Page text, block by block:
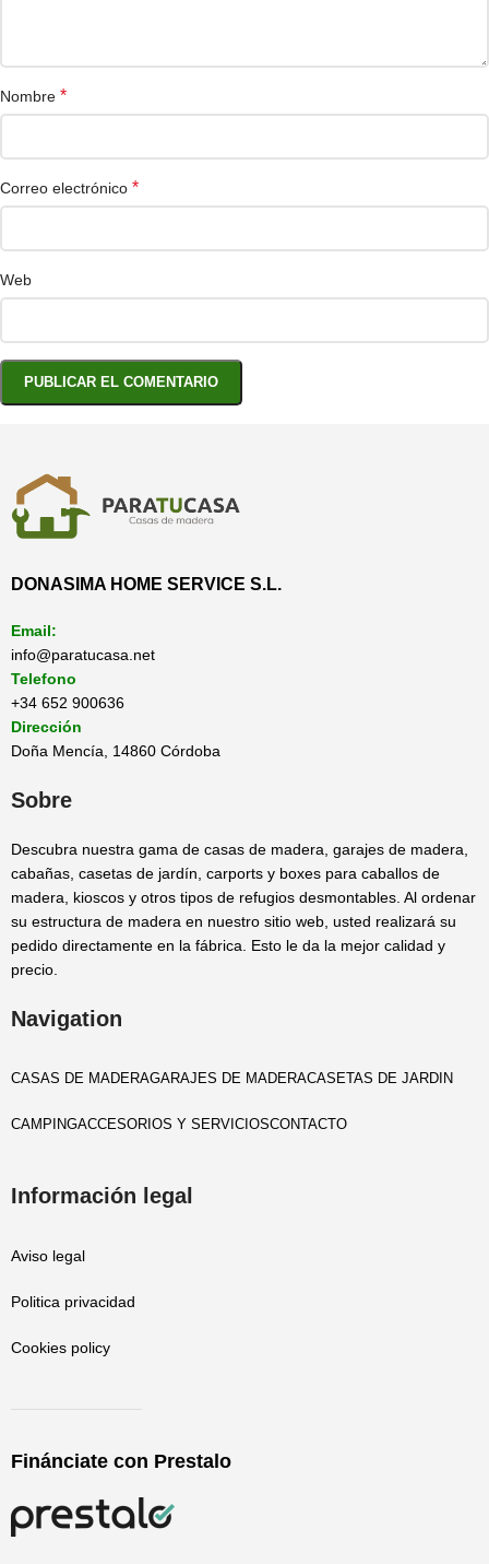
Nombre *
Correo electrónico *
Web
DONASIMA HOME SERVICE S.L.
Email:
info@paratucasa.net
Telefono
+34 652 900636
Dirección
Doña Mencía, 14860 Córdoba
Sobre
Descubra nuestra gama de casas de madera, garajes de madera,
cabañas, casetas de jardín, carports y boxes para caballos de
madera, kioscos y otros tipos de refugios desmontables. Al ordenar
su estructura de madera en nuestro sitio web, usted realizará su
pedido directamente en la fábrica. Esto le da la mejor calidad y
precio.
Navigation
CASAS DE MADERAGARAJES DE MADERACASETAS DE JARDIN
CAMPINGACCESORIOS Y SERVICIOSCONTACTO
Información legal
Aviso legal
Politica privacidad
Cookies policy
Finánciate con Prestalo